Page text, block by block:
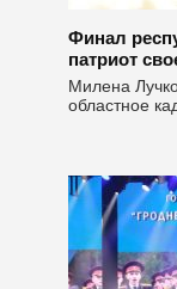
Финал
патриот
Милена
областное